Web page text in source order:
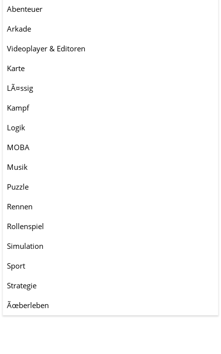
Abenteuer
Arkade
Videoplayer & Editoren
Karte
LÃ¤ssig
Kampf
Logik
MOBA
Musik
Puzzle
Rennen
Rollenspiel
Simulation
Sport
Strategie
Ãœberleben